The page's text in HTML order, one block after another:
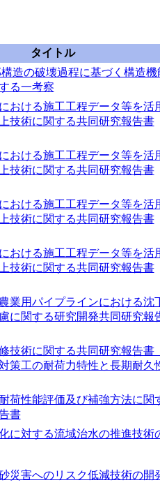
タイトル
造の破壊過程に基づく構造機
る一考察
おける施工工程データ等を活
技術に関する共同研究報告書
おける施工工程データ等を活
技術に関する共同研究報告書
おける施工工程データ等を活
技術に関する共同研究報告書
おける施工工程データ等を活
技術に関する共同研究報告書
業用パイプラインにおける沈
に関する研究開発共同研究報
技術に関する共同研究報告書
策工の耐荷力特性と長期耐久
荷性能評価及び補強方法に関
書
に対する流域治水の推進技術
災害へのリスク低減技術の開